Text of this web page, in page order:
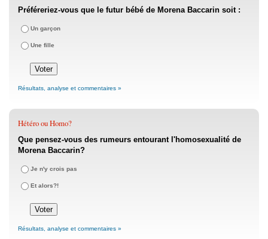
Préféreriez-vous que le futur bébé de Morena Baccarin soit :
Un garçon
Une fille
Résultats, analyse et commentaires »
Hétéro ou Homo?
Que pensez-vous des rumeurs entourant l'homosexualité de
Morena Baccarin?
Je n'y crois pas
Et alors?!
Résultats, analyse et commentaires »